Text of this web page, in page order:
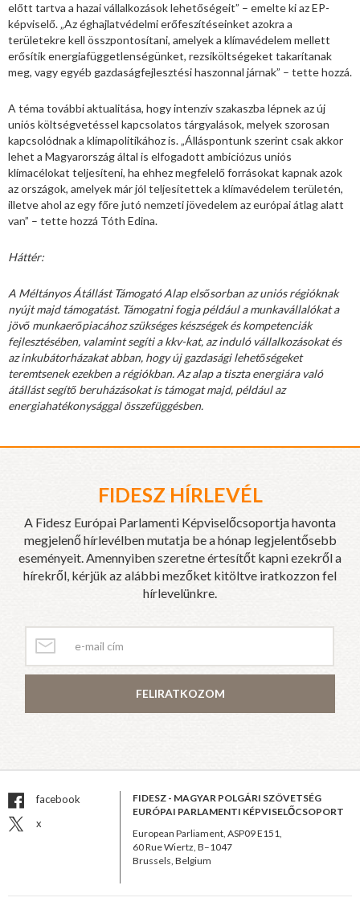
előtt tartva a hazai vállalkozások lehetőségeit” – emelte ki az EP-
képviselő. „Az éghajlatvédelmi erőfeszítéseinket azokra a
területekre kell összpontosítani, amelyek a klímavédelem mellett
erősítik energiafüggetlenségünket, rezsiköltségeket takarítanak
meg, vagy egyéb gazdaságfejlesztési haszonnal járnak” – tette hozzá.
A téma további aktualitása, hogy intenzív szakaszba lépnek az új
uniós költségvetéssel kapcsolatos tárgyalások, melyek szorosan
kapcsolódnak a klímapolitikához is. „Álláspontunk szerint csak akkor
lehet a Magyarország által is elfogadott ambiciózus uniós
klímacélokat teljesíteni, ha ehhez megfelelő forrásokat kapnak azok
az országok, amelyek már jól teljesítettek a klímavédelem területén,
illetve ahol az egy főre jutó nemzeti jövedelem az európai átlag alatt
van” – tette hozzá Tóth Edina.
Háttér:
A Méltányos Átállást Támogató Alap elsősorban az uniós régióknak
nyújt majd támogatást. Támogatni fogja például a munkavállalókat a
jövő munkaerőpiacához szükséges készségek és kompetenciák
fejlesztésében, valamint segíti a kkv-kat, az induló vállalkozásokat és
az inkubátorházakat abban, hogy új gazdasági lehetőségeket
teremtsenek ezekben a régiókban. Az alap a tiszta energiára való
átállást segítő beruházásokat is támogat majd, például az
energiahatékonysággal összefüggésben.
FIDESZ HÍRLEVÉL
A Fidesz Európai Parlamenti Képviselőcsoportja havonta
megjelenő hírlevélben mutatja be a hónap legjelentősebb
eseményeit. Amennyiben szeretne értesítőt kapni ezekről a
hírekről, kérjük az alábbi mezőket kitöltve iratkozzon fel
hírlevelünkre.
FELIRATKOZOM
facebook
x
FIDESZ - MAGYAR POLGÁRI SZÖVETSÉG
EURÓPAI PARLAMENTI KÉPVISELŐCSOPORT
European Parliament, ASP09 E151,
60 Rue Wiertz, B–1047
Brussels, Belgium